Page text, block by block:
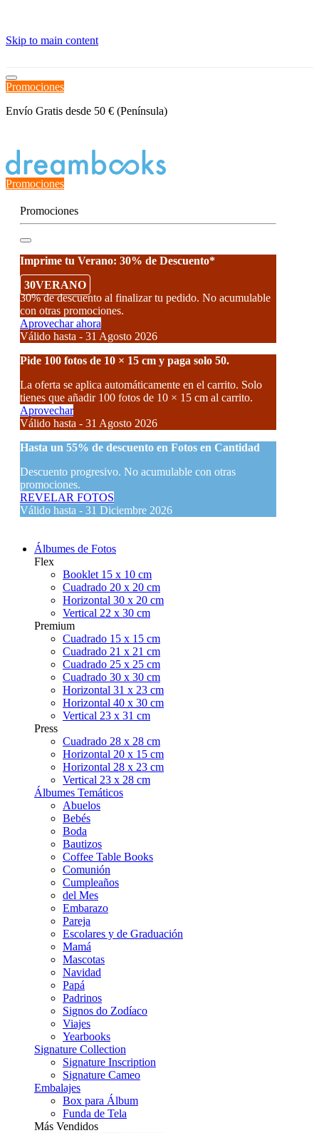
Skip to main content
Promociones
Envío Gratis desde 50 € (Península)
Promociones
Promociones
Imprime tu Verano: 30% de Descuento*
30VERANO
30% de descuento al finalizar tu pedido. No acumulable
con otras promociones.
Aprovechar ahora
Válido hasta - 31 Agosto 2026
Pide 100 fotos de 10 × 15 cm y paga solo 50.
La oferta se aplica automáticamente en el carrito. Solo
tienes que añadir 100 fotos de 10 × 15 cm al carrito.
Aprovechar
Válido hasta - 31 Agosto 2026
Hasta un 55% de descuento en Fotos en Cantidad
Descuento progresivo. No acumulable con otras
promociones.
REVELAR FOTOS
Válido hasta - 31 Diciembre 2026
Álbumes de Fotos
Flex
Booklet 15 x 10 cm
Cuadrado 20 x 20 cm
Horizontal 30 x 20 cm
Vertical 22 x 30 cm
Premium
Cuadrado 15 x 15 cm
Cuadrado 21 x 21 cm
Cuadrado 25 x 25 cm
Cuadrado 30 x 30 cm
Horizontal 31 x 23 cm
Horizontal 40 x 30 cm
Vertical 23 x 31 cm
Press
Cuadrado 28 x 28 cm
Horizontal 20 x 15 cm
Horizontal 28 x 23 cm
Vertical 23 x 28 cm
Álbumes Temáticos
Abuelos
Bebés
Boda
Bautizos
Coffee Table Books
Comunión
Cumpleaños
del Mes
Embarazo
Pareja
Escolares y de Graduación
Mamá
Mascotas
Navidad
Papá
Padrinos
Signos do Zodíaco
Viajes
Yearbooks
Signature Collection
Signature Inscription
Signature Cameo
Embalajes
Box para Álbum
Funda de Tela
Más Vendidos
≡